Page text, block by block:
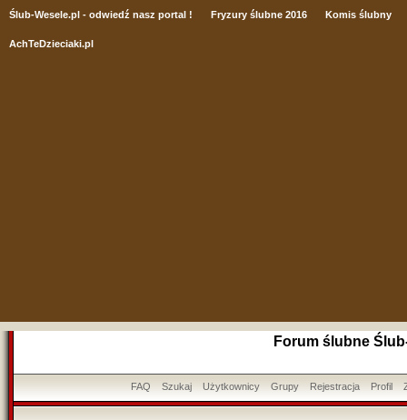
Ślub-Wesele.pl - odwiedź nasz portal ! Fryzury ślubne 2016 Komis ślubny
AchTeDzieciaki.pl
Forum ślubne
FAQ Szukaj Użytkownicy Grupy Rejestracja Profil